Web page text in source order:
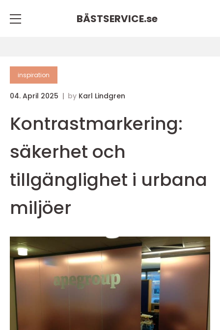
BÄSTSERVICE.se
inspiration
04. April 2025 by Karl Lindgren
Kontrastmarkering:
säkerhet och
tillgänglighet i urbana
miljöer